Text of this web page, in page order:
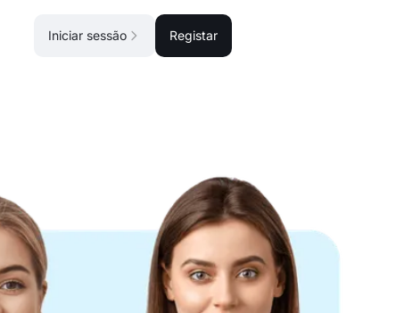
Iniciar sessão Registar